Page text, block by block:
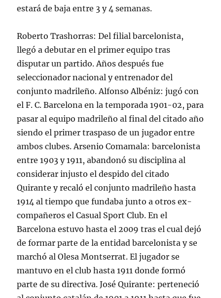
estará de baja entre 3 y 4 semanas.
Roberto Trashorras: Del filial barcelonista,
llegó a debutar en el primer equipo tras
disputar un partido. Años después fue
seleccionador nacional y entrenador del
conjunto madrileño. Alfonso Albéniz: jugó con
el F. C. Barcelona en la temporada 1901-02, para
pasar al equipo madrileño al final del citado año
siendo el primer traspaso de un jugador entre
ambos clubes. Arsenio Comamala: barcelonista
entre 1903 y 1911, abandonó su disciplina al
considerar injusto el despido del citado
Quirante y recaló el conjunto madrileño hasta
1914 al tiempo que fundaba junto a otros ex-
compañeros el Casual Sport Club. En el
Barcelona estuvo hasta el 2009 tras el cual dejó
de formar parte de la entidad barcelonista y se
marchó al Olesa Montserrat. El jugador se
mantuvo en el club hasta 1911 donde formó
parte de su directiva. José Quirante: perteneció